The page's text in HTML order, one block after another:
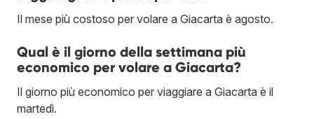
Il mese più costoso per volare a Giacarta è agosto.
Qual è il giorno della settimana più
economico per volare a Giacarta?
Il giorno più economico per viaggiare a Giacarta è il
martedì.